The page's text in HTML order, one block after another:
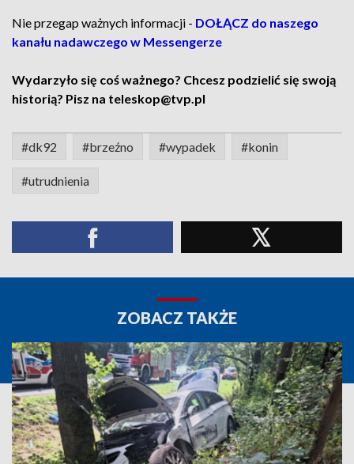
Nie przegap ważnych informacji - DOŁĄCZ do naszego
kanału nadawczego w Messengerze
Wydarzyło się coś ważnego? Chcesz podzielić się swoją
historią? Pisz na teleskop@tvp.pl
#dk92 #brzeźno #wypadek #konin
#utrudnienia
ZOBACZ TAKŻE